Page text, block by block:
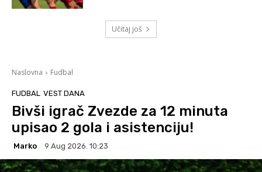
Učitaj još